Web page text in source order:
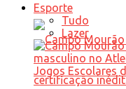
Esporte
Tudo
Lazer